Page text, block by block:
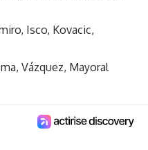
Isco, Kovacic,
Vázquez, Mayoral